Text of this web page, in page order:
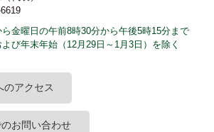
金曜日の午前8時30分から午後5時15分まで
び年末年始（12月29日～1月3日）を除く
のアクセス
のお問い合わせ